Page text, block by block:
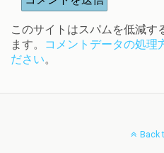
このサイトはスパムを低減す
ます。
コメントデータの処理
ださい。
Back